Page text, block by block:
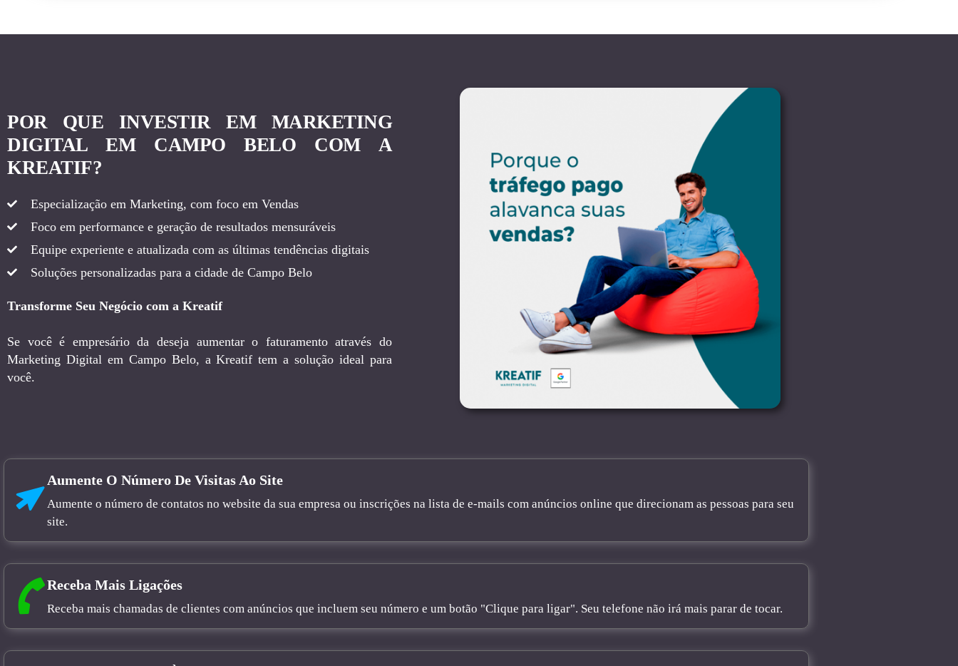
POR QUE INVESTIR EM MARKETING
DIGITAL EM CAMPO BELO COM A
KREATIF?
Especialização em Marketing, com foco em Vendas
Foco em performance e geração de resultados mensuráveis
Equipe experiente e atualizada com as últimas tendências digitais
Soluções personalizadas para a cidade de Campo Belo
Transforme Seu Negócio com a Kreatif
Se você é empresário da deseja aumentar o faturamento através do
Marketing Digital em Campo Belo, a Kreatif tem a solução ideal para
você.
Aumente O Número De Visitas Ao Site
Aumente o número de contatos no website da sua empresa ou inscrições na lista de e-mails com anúncios online que direcionam as pessoas para seu
site.
Receba Mais Ligações
Receba mais chamadas de clientes com anúncios que incluem seu número e um botão "Clique para ligar". Seu telefone não irá mais parar de tocar.